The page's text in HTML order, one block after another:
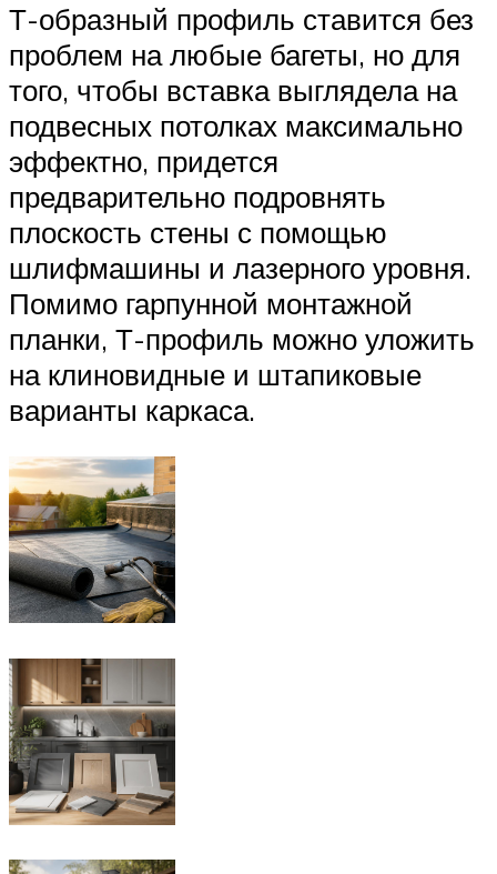
Т-образный профиль ставится без
проблем на любые багеты, но для
того, чтобы вставка выглядела на
подвесных потолках максимально
эффектно, придется
предварительно подровнять
плоскость стены с помощью
шлифмашины и лазерного уровня.
Помимо гарпунной монтажной
планки, Т-профиль можно уложить
на клиновидные и штапиковые
варианты каркаса.